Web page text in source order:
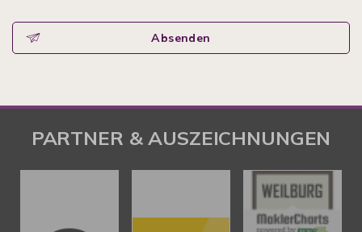
Absenden
PARTNER & AUSZEICHNUNGEN